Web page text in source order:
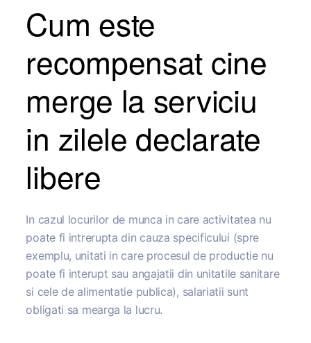
Cum este
recompensat cine
merge la serviciu
in zilele declarate
libere
In cazul locurilor de munca in care activitatea nu
poate fi intrerupta din cauza specificului (spre
exemplu, unitati in care procesul de productie nu
poate fi interupt sau angajatii din unitatile sanitare
si cele de alimentatie publica), salariatii sunt
obligati sa mearga la lucru.